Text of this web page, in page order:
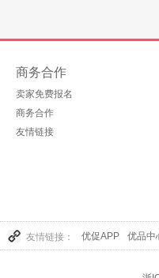
商务合作
卖家免费报名
商务合作
友情链接
友情链接： 优促APP 优品中